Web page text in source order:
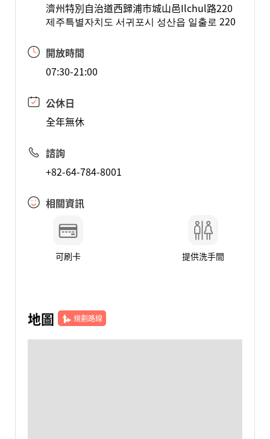
濟州特別自治道西歸浦市城山邑Ilchul路220
제주특별자치도 서귀포시 성산읍 일출로 220
開放時間
07:30-21:00
公休日
全年無休
諮詢
+82-64-784-8001
相關資訊
可刷卡 提供洗手間
地圖 規劃路線